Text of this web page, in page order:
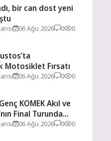
bir can dost yeni
06 Ağu 2026 0 0
Motosiklet Fırsatı
06 Ağu 2026 0 0
KOMEK Akıl ve
Final Turunda
Paylaştı
06 Ağu 2026 0 0